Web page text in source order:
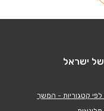
לפי קטגוריות - המשך